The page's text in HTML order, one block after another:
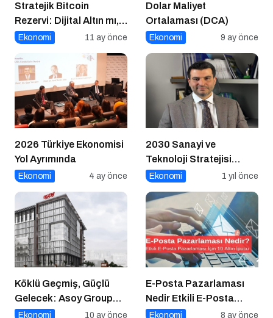
Stratejik Bitcoin
Rezervi: Dijital Altın mı,
Riskli Bir Hamle mi?
Ekonomi 11 ay önce
Dolar Maliyet
Ortalaması (DCA)
Ekonomi 9 ay önce
2026 Türkiye Ekonomisi
Yol Ayrımında
Ekonomi 4 ay önce
2030 Sanayi ve
Teknoloji Stratejisi
Açıklandı
Ekonomi 1 yıl önce
Köklü Geçmiş, Güçlü
Gelecek: Asoy Group
Türkiye’nin Değerini
Ekonomi 10 ay önce
E-Posta Pazarlaması
Nedir Etkili E-Posta
Pazarlaması için 10
Ekonomi 8 ay önce